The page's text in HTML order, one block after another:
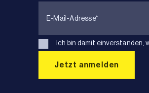
Ich bin damit einverstanden,